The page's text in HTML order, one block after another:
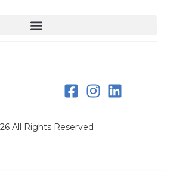
All Rights Reserved